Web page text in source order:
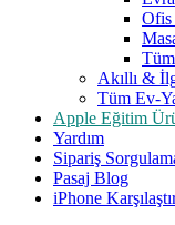
Ofis
Akıllı &
Tüm Ev-
Apple Eğitim
Yardım
Sipariş
Pasaj Blog
iPhone